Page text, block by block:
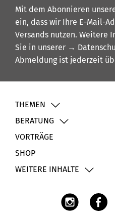
Mit dem Abonnieren
ein, dass wir Ihre E-Mail-
Versands nutzen. Weitere
Sie in unserer →
Abmeldung ist jederzeit
THEMEN
BERATUNG
VORTRÄGE
SHOP
WEITERE INHALTE